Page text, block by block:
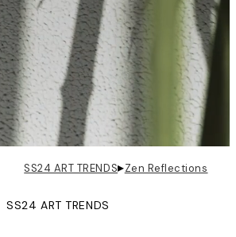
Looping on päällä
SS24 ART TRENDS▸Zen Reflections
SS24 ART TRENDS